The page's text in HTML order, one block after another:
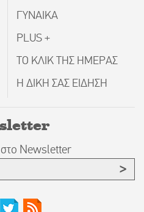
ΓΥΝΑΙΚΑ
PLUS +
ΤΟ ΚΛΙΚ ΤΗΣ ΗΜΕΡΑΣ
Η ΔΙΚΗ ΣΑΣ ΕΙΔΗΣΗ
Newsletter